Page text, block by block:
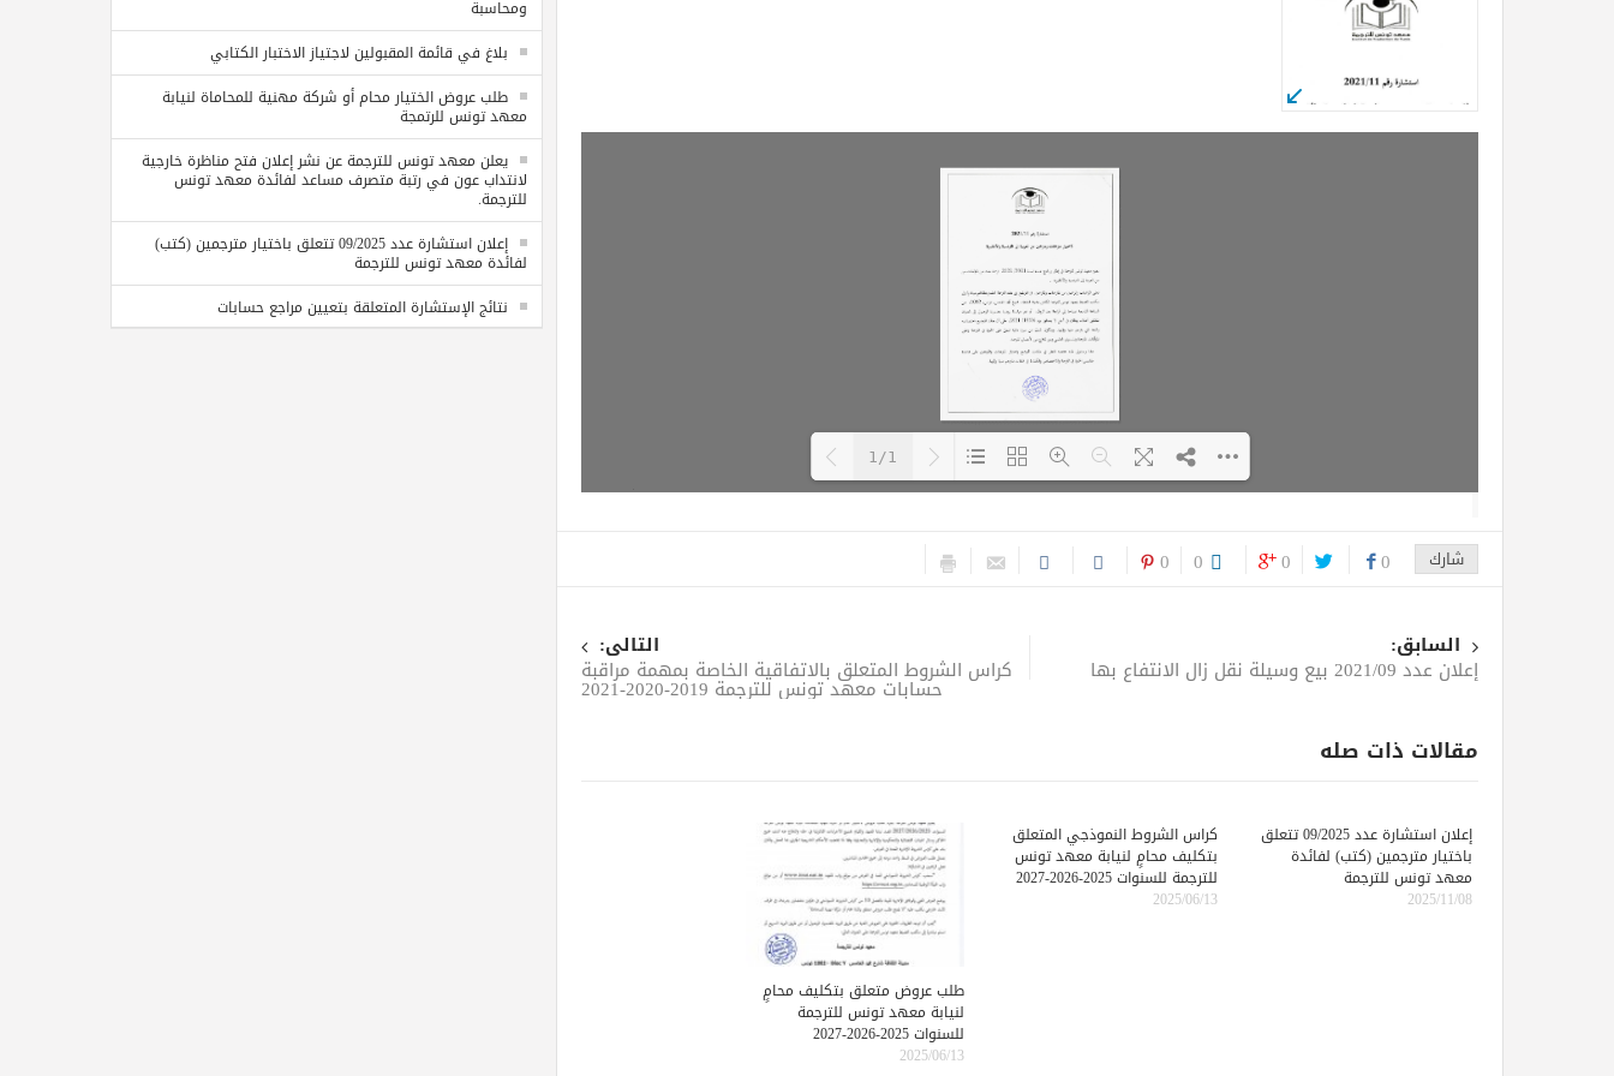
1/1
شارك 0
0
0
0
السابق:
إعلان عدد 2021/09 بيع وسيلة نقل زال الانتفاع بها
التالى:
كراس الشروط المتعلق بالاتفاقية الخاصة بمهمة مراقبة
حسابات معهد تونس للترجمة 2019-2020-2021
مقالات ذات صله
إعلان استشارة عدد 09/2025 تتعلق
باختيار مترجمين (كتب) لفائدة
معهد تونس للترجمة
2025/11/08
كراس الشروط النموذجي المتعلق
بتكليف محامٍ لنيابة معهد تونس
للترجمة للسنوات 2025-2026-2027
2025/06/13
طلب عروض متعلق بتكليف محامٍ
لنيابة معهد تونس للترجمة
للسنوات 2025-2026-2027
2025/06/13
ومحاسبة
بلاغ في قائمة المقبولين لاجتياز الاختبار الكتابي
طلب عروض الختيار محام أو شركة مهنية للمحاماة لنيابة
معهد تونس للرتمجة
يعلن معهد تونس للترجمة عن نشر إعلان فتح مناظرة خارجية
لانتداب عون في رتبة متصرف مساعد لفائدة معهد تونس
للترجمة.
إعلان استشارة عدد 09/2025 تتعلق باختيار مترجمين (كتب)
لفائدة معهد تونس للترجمة
نتائج الإستشارة المتعلقة بتعيين مراجع حسابات